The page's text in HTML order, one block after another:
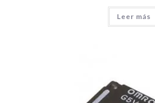
Leer más